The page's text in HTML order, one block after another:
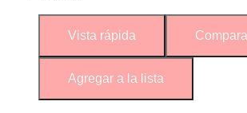
Vista rápida
Agregar a la lista